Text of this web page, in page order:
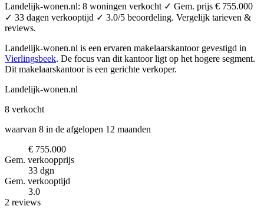
Landelijk-wonen.nl: 8 woningen verkocht ✓ Gem. prijs € 755.000
✓ 33 dagen verkooptijd ✓ 3.0/5 beoordeling. Vergelijk tarieven &
reviews.
Landelijk-wonen.nl is een ervaren makelaarskantoor gevestigd in
Vierlingsbeek. De focus van dit kantoor ligt op het hogere segment.
Dit makelaarskantoor is een gerichte verkoper.
Landelijk-wonen.nl
8 verkocht
waarvan 8 in de afgelopen 12 maanden
€ 755.000
Gem. verkoopprijs
33 dgn
Gem. verkooptijd
3.0
2 reviews